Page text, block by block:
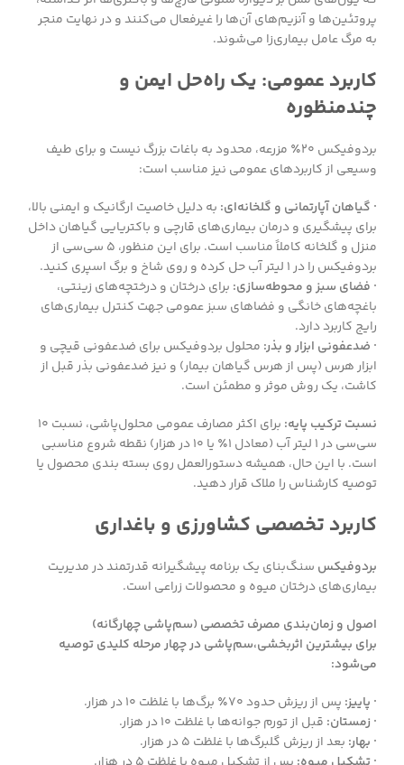
پروتئین‌ها و آنزیم‌های آن‌ها را غیرفعال می‌کنند و در نهایت منجر
به مرگ عامل بیماری‌زا می‌شوند.
کاربرد عمومی: یک راه‌حل ایمن و
چندمنظوره
بردوفیکس ۲۰٪ مزرعه، محدود به باغات بزرگ نیست و برای طیف
وسیعی از کاربردهای عمومی نیز مناسب است:
· گیاهان آپارتمانی و گلخانه‌ای: به دلیل خاصیت ارگانیک و ایمنی بالا،
برای پیشگیری و درمان بیماری‌های قارچی و باکتریایی گیاهان داخل
منزل و گلخانه کاملاً مناسب است. برای این منظور، ۵ سی‌سی از
بردوفیکس را در ۱ لیتر آب حل کرده و روی شاخ و برگ اسپری کنید.
· فضای سبز و محوطه‌سازی: برای درختان و درختچه‌های زینتی،
باغچه‌های خانگی و فضاهای سبز عمومی جهت کنترل بیماری‌های
رایج کاربرد دارد.
· ضدعفونی ابزار و بذر: محلول بردوفیکس برای ضدعفونی قیچی و
ابزار هرس (پس از هرس گیاهان بیمار) و نیز ضدعفونی بذر قبل از
کاشت، یک روش موثر و مطمئن است.
نسبت ترکیب پایه:
برای اکثر مصارف عمومی محلول‌پاشی، نسبت ۱۰
سی‌سی در ۱ لیتر آب (معادل ۱٪ یا ۱۰ در هزار) نقطه شروع مناسبی
است. با این حال، همیشه دستورالعمل روی بسته بندی محصول یا
توصیه کارشناس را ملاک قرار دهید.
کاربرد تخصصی کشاورزی و باغداری
بردوفیکس سنگ‌بنای یک برنامه پیشگیرانه قدرتمند در مدیریت
بیماری‌های درختان میوه و محصولات زراعی است.
اصول و زمان‌بندی مصرف تخصصی (سم‌پاشی چهارگانه)
برای بیشترین اثربخشی،سم‌پاشی در چهار مرحله کلیدی توصیه
می‌شود:
· پاییز: پس از ریزش حدود ۷۰٪ برگ‌ها با غلظت ۱۰ در هزار.
· زمستان: قبل از تورم جوانه‌ها با غلظت ۱۰ در هزار.
· بهار: بعد از ریزش گلبرگ‌ها با غلظت ۵ در هزار.